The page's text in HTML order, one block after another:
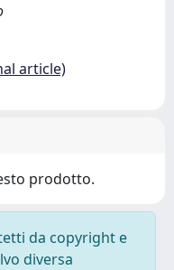
article)
prodotto.
da copyright e
diversa